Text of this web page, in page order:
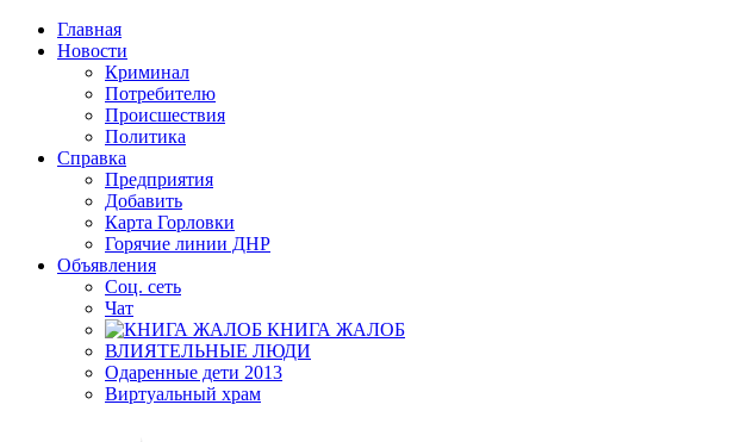
Главная
Новости
Криминал
Потребителю
Происшествия
Политика
Справка
Предприятия
Добавить
Карта Горловки
Горячие линии ДНР
Объявления
Соц. сеть
Чат
КНИГА ЖАЛОБ
ВЛИЯТЕЛЬНЫЕ ЛЮДИ
Одаренные дети 2013
Виртуальный храм